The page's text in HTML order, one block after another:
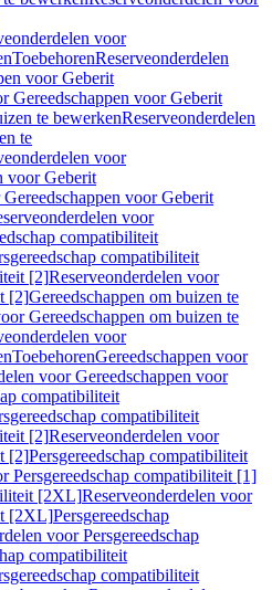
voor
ToebehorenReserveonderdelen
voor Geberit
Gereedschappen voor Geberit
te bewerkenReserveonderdelen
te
voor
voor Geberit
voor Geberit
voor
compatibiliteit
compatibiliteit
[2]Reserveonderdelen voor
[2]Gereedschappen om buizen te
Gereedschappen om buizen te
voor
ToebehorenGereedschappen voor
voor Gereedschappen voor
compatibiliteit
compatibiliteit
[2]Reserveonderdelen voor
[2]Persgereedschap compatibiliteit
Persgereedschap compatibiliteit [1]
[2XL]Reserveonderdelen voor
[2XL]Persgereedschap
voor Persgereedschap
compatibiliteit
compatibiliteit